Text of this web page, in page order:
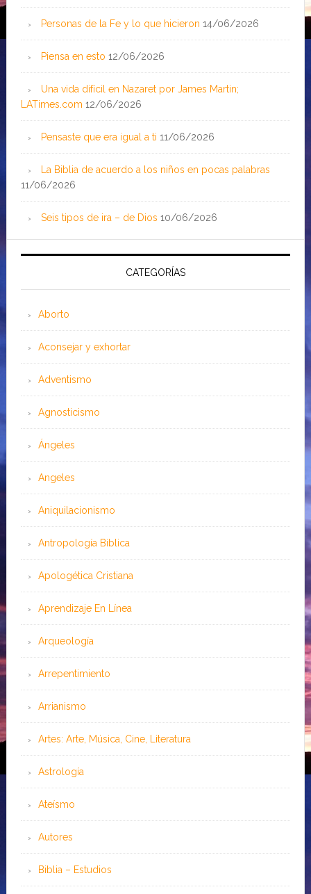
Personas de la Fe y lo que hicieron 14/06/2026
Piensa en esto 12/06/2026
Una vida difícil en Nazaret por James Martin;
LATimes.com 12/06/2026
Pensaste que era igual a ti 11/06/2026
La Biblia de acuerdo a los niños en pocas palabras
11/06/2026
Seis tipos de ira – de Dios 10/06/2026
CATEGORÍAS
Aborto
Aconsejar y exhortar
Adventismo
Agnosticismo
Ángeles
Angeles
Aniquilacionismo
Antropología Bíblica
Apologética Cristiana
Aprendizaje En Línea
Arqueología
Arrepentimiento
Arrianismo
Artes: Arte, Música, Cine, Literatura
Astrología
Ateísmo
Autores
Biblia – Estudios